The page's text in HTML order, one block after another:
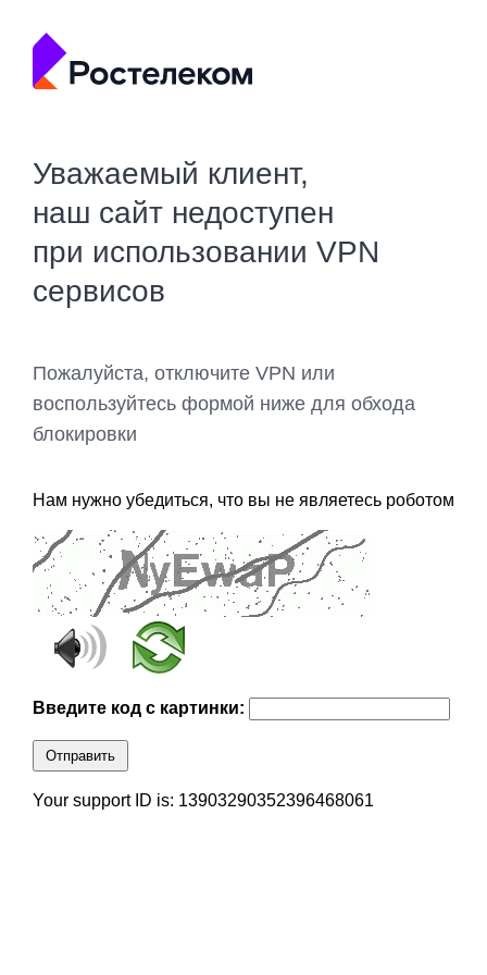
Уважаемый клиент,
наш сайт недоступен
при использовании VPN
сервисов
Пожалуйста, отключите VPN или
воспользуйтесь формой ниже для обхода
блокировки
Нам нужно убедиться, что вы не являетесь роботом
Введите код с картинки:
Отправить
Your support ID is: 13903290352396468061